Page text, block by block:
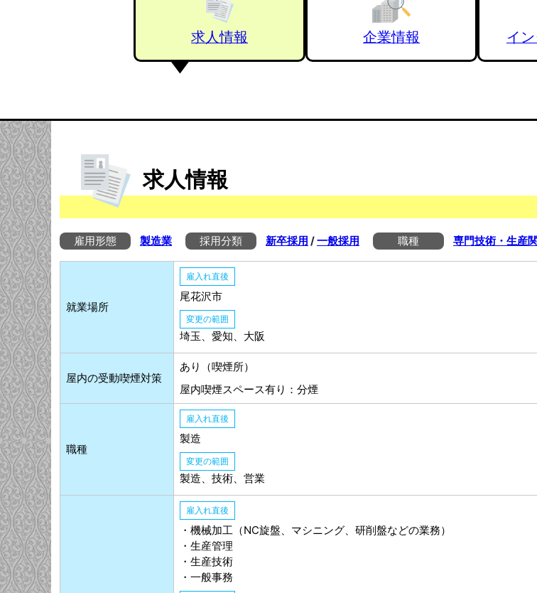
求人情報 企業情報 イ
求人情報
雇用形態 製造業 採用分類 新卒採用 /一般採用 職種 専門技術・生産
就業場所
雇入れ直後
尾花沢市
変更の範囲
埼玉、愛知、大阪
屋内の受動喫煙対策
あり（喫煙所）
屋内喫煙スペース有り：分煙
職種
雇入れ直後
製造
変更の範囲
製造、技術、営業
雇入れ直後
・機械加工（NC旋盤、マシニング、研削盤などの業務）
・生産管理
・生産技術
・一般事務